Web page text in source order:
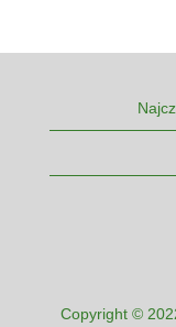
Copyright ©